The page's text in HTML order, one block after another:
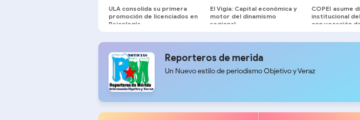
ULA consolida su primera
promoción de licenciados en
Psicología
El Vigía: Capital económica y
motor del dinamismo
regional
COPEI asume
institucional
con vocación
Reporteros de merida
Un Nuevo estilo de periodismo Objetivo y Veraz